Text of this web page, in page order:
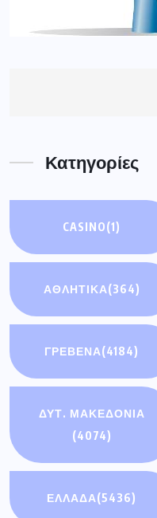
Κατηγορίες
CASINO(1)
ΑΘΛΗΤΙΚΑ(364)
ΓΡΕΒΕΝΑ(4184)
ΔΥΤ. ΜΑΚΕΔΟΝΙΑ
(4074)
ΕΛΛΑΔΑ(5436)